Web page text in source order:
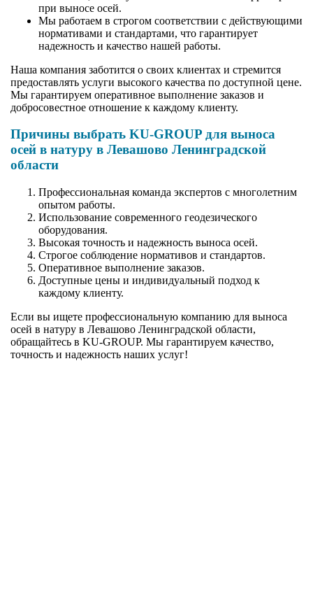
при выносе осей.
Мы работаем в строгом соответствии с действующими
нормативами и стандартами, что гарантирует
надежность и качество нашей работы.
Наша компания заботится о своих клиентах и стремится
предоставлять услуги высокого качества по доступной цене.
Мы гарантируем оперативное выполнение заказов и
добросовестное отношение к каждому клиенту.
Причины выбрать KU-GROUP для выноса
осей в натуру в Левашово Ленинградской
области
Профессиональная команда экспертов с многолетним
опытом работы.
Использование современного геодезического
оборудования.
Высокая точность и надежность выноса осей.
Строгое соблюдение нормативов и стандартов.
Оперативное выполнение заказов.
Доступные цены и индивидуальный подход к
каждому клиенту.
Если вы ищете профессиональную компанию для выноса
осей в натуру в Левашово Ленинградской области,
обращайтесь в KU-GROUP. Мы гарантируем качество,
точность и надежность наших услуг!